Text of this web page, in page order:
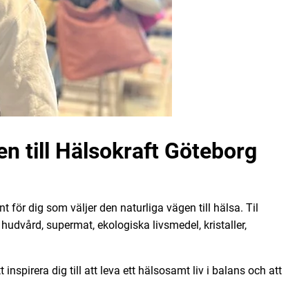
till Hälsokraft Göteborg
för dig som väljer den naturliga vägen till hälsa. Til
supermat, ekologiska livsmedel, kristaller,
inspirera dig till att leva ett hälsosamt liv i balans och att